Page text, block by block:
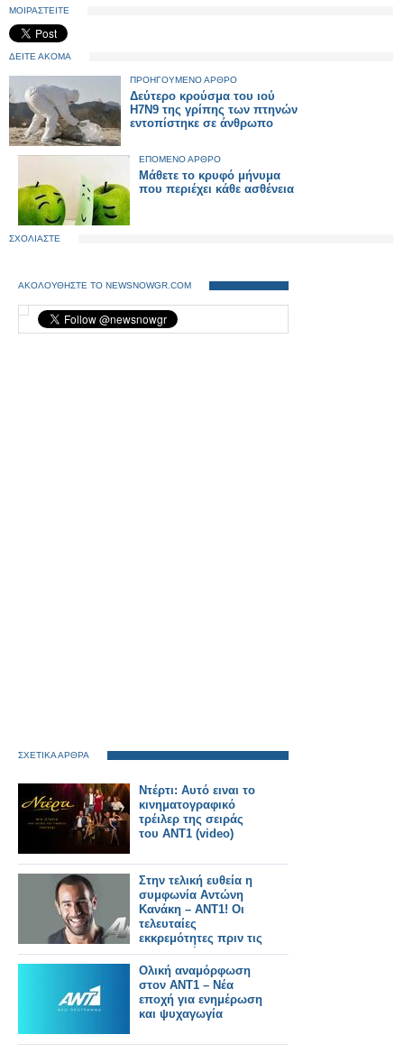
ΜΟΙΡΑΣΤΕΙΤΕ
ΔΕΙΤΕ ΑΚΟΜΑ
ΠΡΟΗΓΟΥΜΕΝΟ ΑΡΘΡΟ
Δεύτερο κρούσμα του ιού
H7N9 της γρίπης των πτηνών
εντοπίστηκε σε άνθρωπο
ΕΠΟΜΕΝΟ ΑΡΘΡΟ
Μάθετε το κρυφό μήνυμα
που περιέχει κάθε ασθένεια
ΣΧΟΛΙΑΣΤΕ
ΑΚΟΛΟΥΘΗΣΤΕ ΤΟ NEWSNOWGR.COM
ΣΧΕΤΙΚΑ ΑΡΘΡΑ
Ντέρτι: Αυτό ειναι το
κινηματογραφικό
τρέιλερ της σειράς
του ΑΝΤ1 (video)
Στην τελική ευθεία η
συμφωνία Αντώνη
Κανάκη – ΑΝΤ1! Οι
τελευταίες
εκκρεμότητες πριν τις
υπογραφές...
Ολική αναμόρφωση
στον ΑΝΤ1 – Νέα
εποχή για ενημέρωση
και ψυχαγωγία